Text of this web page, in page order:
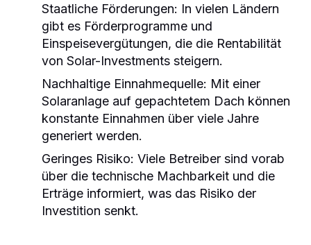
Staatliche Förderungen: In vielen Ländern
gibt es Förderprogramme und
Einspeisevergütungen, die die Rentabilität
von Solar-Investments steigern.
Nachhaltige Einnahmequelle: Mit einer
Solaranlage auf gepachtetem Dach können
konstante Einnahmen über viele Jahre
generiert werden.
Geringes Risiko: Viele Betreiber sind vorab
über die technische Machbarkeit und die
Erträge informiert, was das Risiko der
Investition senkt.